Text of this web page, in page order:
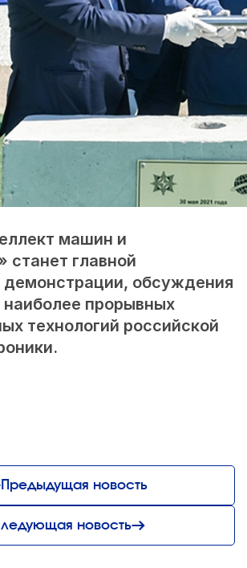
машин и
станет главной
обсуждения
наиболее прорывных
технологий российской
Предыдущая новость
новость